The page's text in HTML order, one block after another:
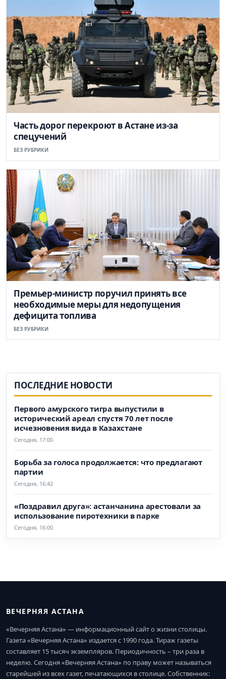
Часть дорог перекроют в Астане из-за
спецучений
БЕЗ РУБРИКИ
Премьер-министр поручил принять все
необходимые меры для недопущения
дефицита топлива
БЕЗ РУБРИКИ
ПОСЛЕДНИЕ НОВОСТИ
Первого амурского тигра выпустили в
исторический ареал спустя 70 лет после
исчезновения вида в Казахстане
Сегодня, 17:00
Борьба за голоса продолжается: что предлагают
партии
Сегодня, 16:42
«Поздравил друга»: астанчанина арестовали за
использование пиротехники в парке
Сегодня, 16:00
ВЕЧЕРНЯЯ АСТАНА
«Вечерняя Астана» — информационный сайт о жизни столицы.
Газета «Вечерняя Астана» издается с 1990 года. Тираж газеты
составляет 15 тысяч экземпляров. Периодичность – три раза в
неделю. Сегодня «Вечерняя Астана» по праву может называться
старейшей из всех газет, печатающихся в столице. Собственник: